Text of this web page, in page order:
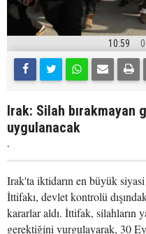
10:59
Irak: Silah bırakmayan
uygulanacak
.
Irak'ta iktidarın en büyük
İttifakı, devlet kontrolü
kararlar aldı. İttifak, silahların
gerektiğini vurgulayarak, 30